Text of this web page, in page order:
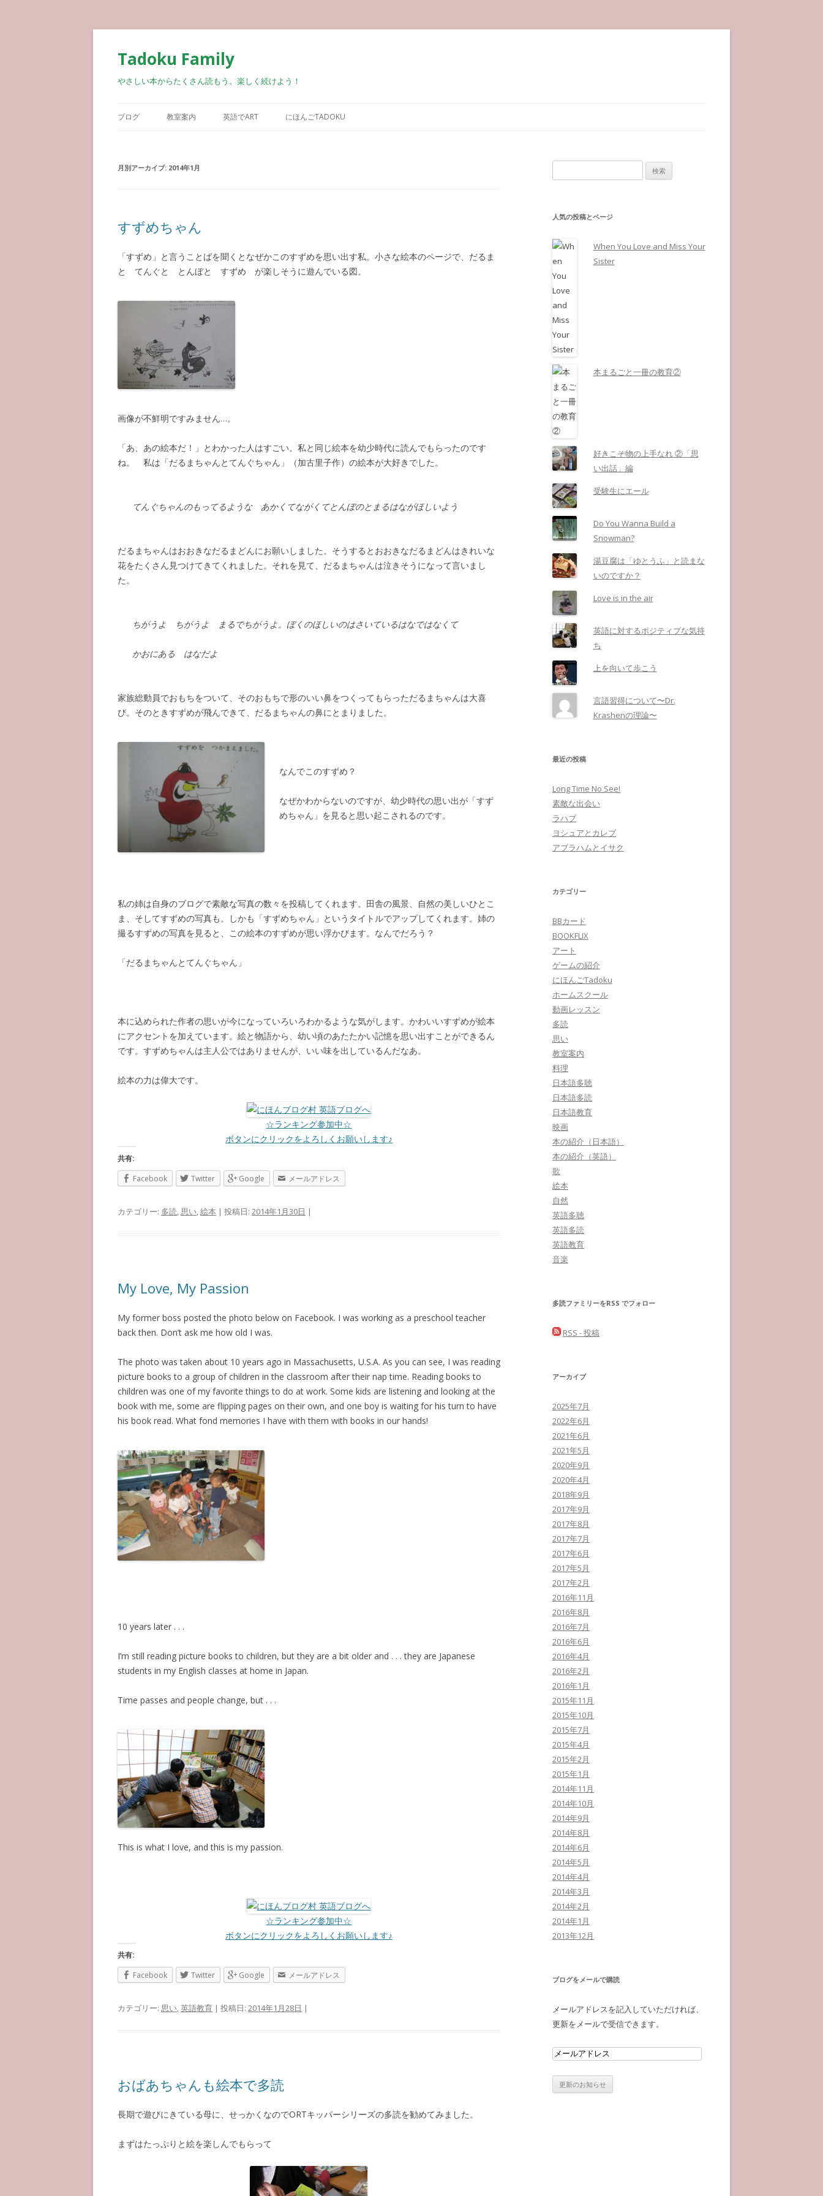
Tadoku Family
やさしい本からたくさん読もう。楽しく続けよう！
ブログ 教室案内 英語でART にほんごTADOKU
月別アーカイブ: 2014年1月
すずめちゃん
「すずめ」と言うことばを聞くとなぜかこのすずめを思い出す私。小さな絵本のページで、だるま
と てんぐと とんぼと すずめ が楽しそうに遊んでいる図。
画像が不鮮明ですみません…。
「あ、あの絵本だ！」とわかった人はすごい。私と同じ絵本を幼少時代に読んでもらったのです
ね。 私は「だるまちゃんとてんぐちゃん」（加古里子作）の絵本が大好きでした。
てんぐちゃんのもってるような あかくてながくてとんぼのとまるはながほしいよう
だるまちゃんはおおきなだるまどんにお願いしました。そうするとおおきなだるまどんはきれいな
花をたくさん見つけてきてくれました。それを見て、だるまちゃんは泣きそうになって言いまし
た。
ちがうよ ちがうよ まるでちがうよ。ぼくのほしいのはさいているはなではなくて
かおにある はなだよ
家族総動員でおもちをついて、そのおもちで形のいい鼻をつくってもらっただるまちゃんは大喜
び。そのときすずめが飛んできて、だるまちゃんの鼻にとまりました。
なんでこのすずめ？
なぜかわからないのですが、幼少時代の思い出が「すず
めちゃん」を見ると思い起こされるのです。
私の姉は自身のブログで素敵な写真の数々を投稿してくれます。田舎の風景、自然の美しいひとこ
ま、そしてすずめの写真も。しかも「すずめちゃん」というタイトルでアップしてくれます。姉の
撮るすずめの写真を見ると、この絵本のすずめが思い浮かびます。なんでだろう？
「だるまちゃんとてんぐちゃん」
本に込められた作者の思いが今になっていろいろわかるような気がします。かわいいすずめが絵本
にアクセントを加えています。絵と物語から、幼い頃のあたたかい記憶を思い出すことができるん
です。すずめちゃんは主人公ではありませんが、いい味を出しているんだなあ。
絵本の力は偉大です。
☆ランキング参加中☆
ボタンにクリックをよろしくお願いします♪
共有:
Facebook
Twitter Google メールアドレス
カテゴリー: 多読,思い,絵本 | 投稿日: 2014年1月30日 |
My Love, My Passion
My former boss posted the photo below on Facebook. I was working as a preschool teacher
back then. Don’t ask me how old I was.
The photo was taken about 10 years ago in Massachusetts, U.S.A. As you can see, I was reading
picture books to a group of children in the classroom after their nap time. Reading books to
children was one of my favorite things to do at work. Some kids are listening and looking at the
book with me, some are flipping pages on their own, and one boy is waiting for his turn to have
his book read. What fond memories I have with them with books in our hands!
10 years later . . .
I’m still reading picture books to children, but they are a bit older and . . . they are Japanese
students in my English classes at home in Japan.
Time passes and people change, but . . .
This is what I love, and this is my passion.
☆ランキング参加中☆
ボタンにクリックをよろしくお願いします♪
共有:
Facebook
Twitter Google メールアドレス
カテゴリー: 思い,英語教育 | 投稿日: 2014年1月28日 |
おばあちゃんも絵本で多読
長期で遊びにきている母に、せっかくなのでORTキッパーシリーズの多読を勧めてみました。
まずはたっぷりと絵を楽しんでもらって
人気の投稿とページ
When You Love and Miss Your
Sister
本まるごと一冊の教育②
好きこそ物の上手なれ ②「思
い出話」編
受験生にエール
Do You Wanna Build a
Snowman?
湯豆腐は「ゆとうふ」と読まな
いのですか？
Love is in the air
英語に対するポジティブな気持
ち
上を向いて歩こう
言語習得について〜Dr.
Krashenの理論〜
最近の投稿
Long Time No See!
素敵な出会い
ラハブ
ヨシュアとカレブ
アブラハムとイサク
カテゴリー
BBカード
BOOKFLIX
アート
ゲームの紹介
にほんごTadoku
ホームスクール
動画レッスン
多読
思い
教室案内
料理
日本語多聴
日本語多読
日本語教育
映画
本の紹介（日本語）
本の紹介（英語）
歌
絵本
自然
英語多聴
英語多読
英語教育
音楽
多読ファミリーをRSS でフォロー
RSS - 投稿
アーカイブ
2025年7月
2022年6月
2021年6月
2021年5月
2020年9月
2020年4月
2018年9月
2017年9月
2017年8月
2017年7月
2017年6月
2017年5月
2017年2月
2016年11月
2016年8月
2016年7月
2016年6月
2016年4月
2016年2月
2016年1月
2015年11月
2015年10月
2015年7月
2015年4月
2015年2月
2015年1月
2014年11月
2014年10月
2014年9月
2014年8月
2014年6月
2014年5月
2014年4月
2014年3月
2014年2月
2014年1月
2013年12月
ブログをメールで購読
メールアドレスを記入していただければ、
更新をメールで受信できます。